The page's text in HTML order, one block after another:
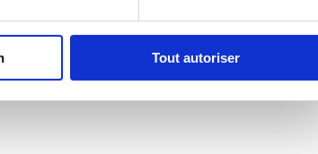
Tout autoriser